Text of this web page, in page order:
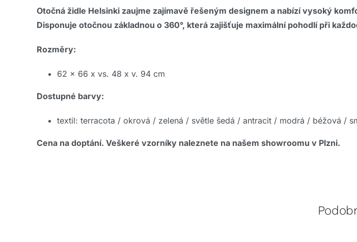
Otočná židle Helsinki zaujme zajímavě řešeným designem a nabízí vysoký
Disponuje otočnou základnou o 360°, která zajišťuje maximální pohodlí při
Rozměry:
62 x 66 x vs. 48 x v. 94 cm
Dostupné barvy:
textil: terracota / okrová / zelená / světle šedá / antracit / modrá / béžová /
Cena na doptání. Veškeré vzorníky naleznete na našem showroomu v Plzni.